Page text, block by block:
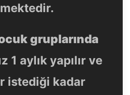
gruplarında
1 aylık yapılır ve
istediği kadar